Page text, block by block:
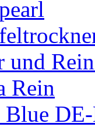
und
Rein